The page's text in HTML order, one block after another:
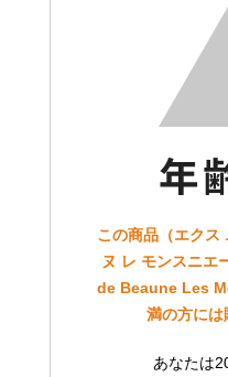
この商品（エクス
ヌ レ モンスニ
de Beaune Les
満の方には
あなたは